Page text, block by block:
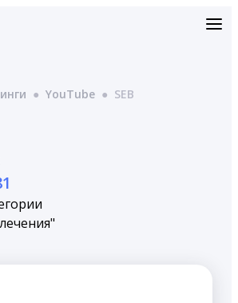
● YouTube ● SEB